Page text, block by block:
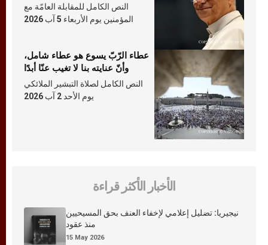
النص الكامل للمقابلة العامّة مع
المؤمنين يوم الأربعاء 5 آب 2026
عطاء الرّبّ يسوع هو عطاء شامل،
وأنّ عنايته بنا لا تغيب عنّا أبدًا
النص الكامل لصلاة التبشير الملائكي
يوم الأحد 2 آب 2026
الأخبار الأكثر قراءة
نيجيريا: تضليل إعلامي لإخفاء العنف بحق المسيحيين
منذ عقود
15 May 2026